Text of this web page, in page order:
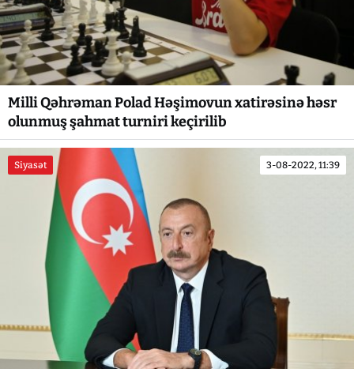
Milli Qəhrəman Polad Həşimovun xatirəsinə həsr
olunmuş şahmat turniri keçirilib
Siyasət 3-08-2022, 11:39